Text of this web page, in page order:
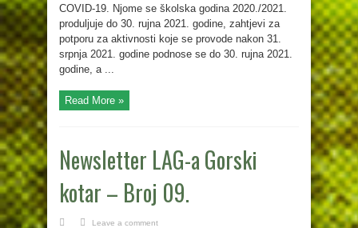
COVID-19. Njome se školska godina 2020./2021.
produljuje do 30. rujna 2021. godine, zahtjevi za
potporu za aktivnosti koje se provode nakon 31.
srpnja 2021. godine podnose se do 30. rujna 2021.
godine, a ...
Read More »
Newsletter LAG-a Gorski
kotar – Broj 09.
Leave a comment